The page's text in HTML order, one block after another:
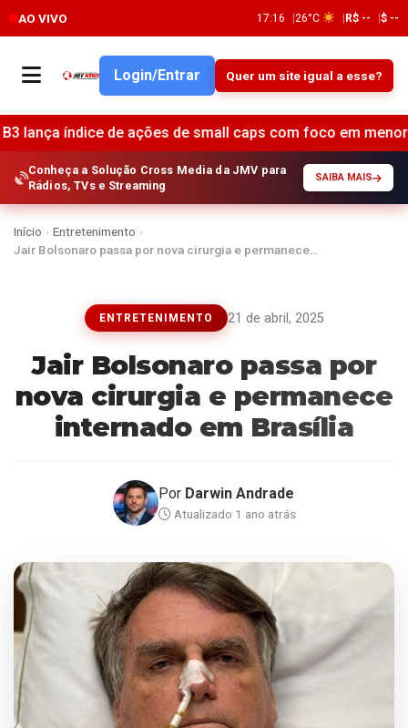
AO VIVO 17:16 26°C R$ -- $ --
Login/Entrar Quer um site igual a esse?
de ações de small caps com foco em menor liquidez
Conheça a Solução Cross Media da JMV para
Rádios, TVs e Streaming
SAIBA MAIS
Início › Entretenimento ›
Jair Bolsonaro passa por nova cirurgia e permanece…
ENTRETENIMENTO 21 de abril, 2025
Jair Bolsonaro passa por
nova cirurgia e permanece
internado em Brasília
Por Darwin Andrade
Atualizado 1 ano atrás